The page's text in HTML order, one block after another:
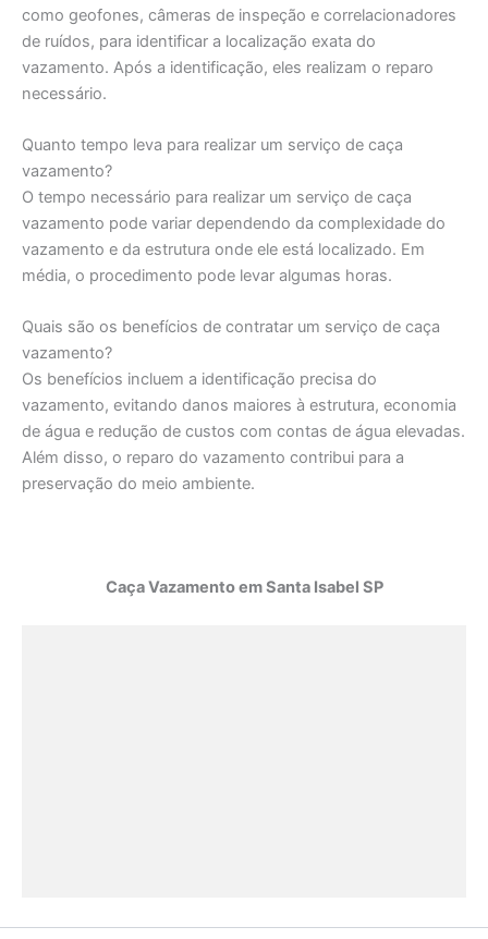
como geofones, câmeras de inspeção e correlacionadores
de ruídos, para identificar a localização exata do
vazamento. Após a identificação, eles realizam o reparo
necessário.
Quanto tempo leva para realizar um serviço de caça
vazamento?
O tempo necessário para realizar um serviço de caça
vazamento pode variar dependendo da complexidade do
vazamento e da estrutura onde ele está localizado. Em
média, o procedimento pode levar algumas horas.
Quais são os benefícios de contratar um serviço de caça
vazamento?
Os benefícios incluem a identificação precisa do
vazamento, evitando danos maiores à estrutura, economia
de água e redução de custos com contas de água elevadas.
Além disso, o reparo do vazamento contribui para a
preservação do meio ambiente.
Caça Vazamento em Santa Isabel SP